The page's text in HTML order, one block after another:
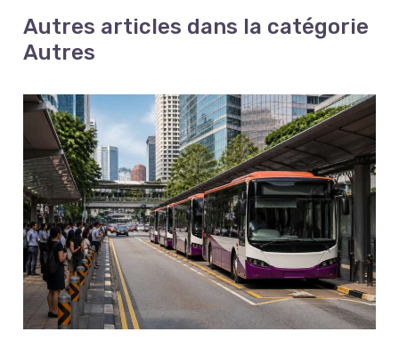
Autres articles dans la catégorie
Autres